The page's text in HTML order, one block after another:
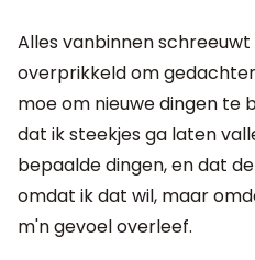
Alles vanbinnen
overprikkeld om
moe om nieuwe dingen te
dat ik steekjes ga laten
bepaalde dingen, en dat
omdat ik dat wil, maar
m'n gevoel overleef.